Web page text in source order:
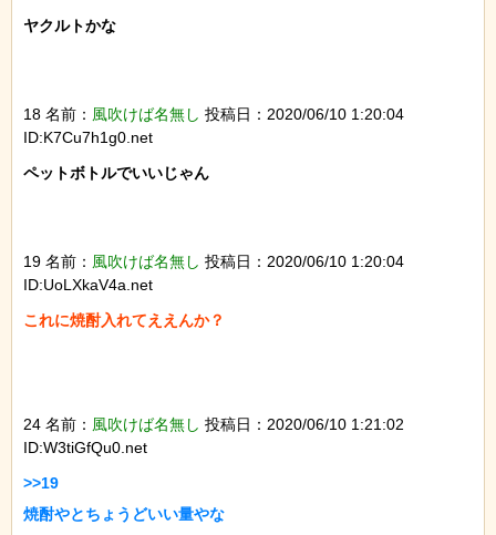
ヤクルトかな
18 名前： 風吹けば名無し 投稿日：2020/06/10 1:20:04
ID:K7Cu7h1g0.net
ペットボトルでいいじゃん
19 名前： 風吹けば名無し 投稿日：2020/06/10 1:20:04
ID:UoLXkaV4a.net
これに焼酎入れてええんか？
24 名前： 風吹けば名無し 投稿日：2020/06/10 1:21:02
ID:W3tiGfQu0.net
>>19
焼酎やとちょうどいい量やな